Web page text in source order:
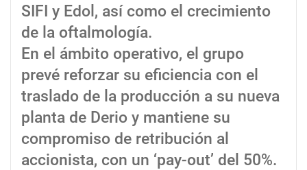
SIFI y Edol, así como el crecimiento
de la oftalmología.
En el ámbito operativo, el grupo
prevé reforzar su eficiencia con el
traslado de la producción a su nueva
planta de Derio y mantiene su
compromiso de retribución al
accionista, con un ‘pay-out’ del 50%.